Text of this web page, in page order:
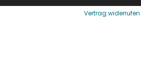
Vertrag widerrufen